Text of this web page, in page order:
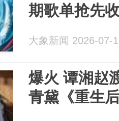
期歌单抢先
大象新闻 2026-07-
爆火 谭湘赵渡楚相序虞枝柳若眉
青黛《重生